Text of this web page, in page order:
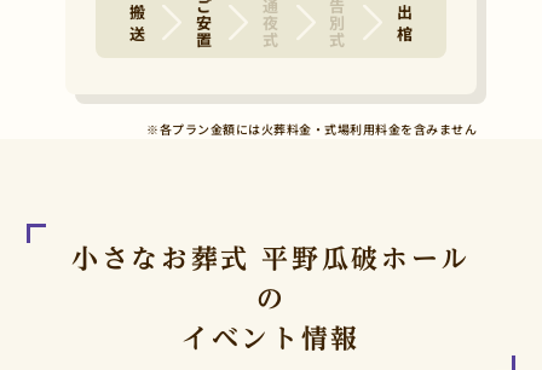
搬 送 ご安置 通夜式 告別式 出 棺
※各プラン金額には火葬料金・式場利用料金を含みません
小さなお葬式 平野瓜破ホール
の
イベント情報